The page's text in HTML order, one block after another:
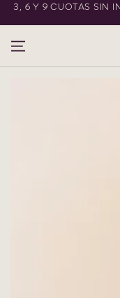
IR AL
3, 6 Y 9 CUOTAS SIN